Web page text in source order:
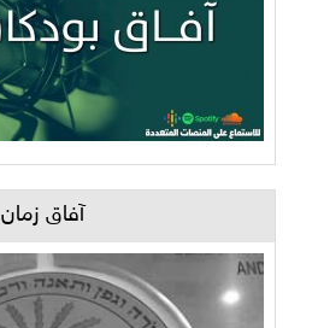
آفاق زمان